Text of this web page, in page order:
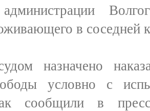
в соседней
назначено
условно с
сообщили в